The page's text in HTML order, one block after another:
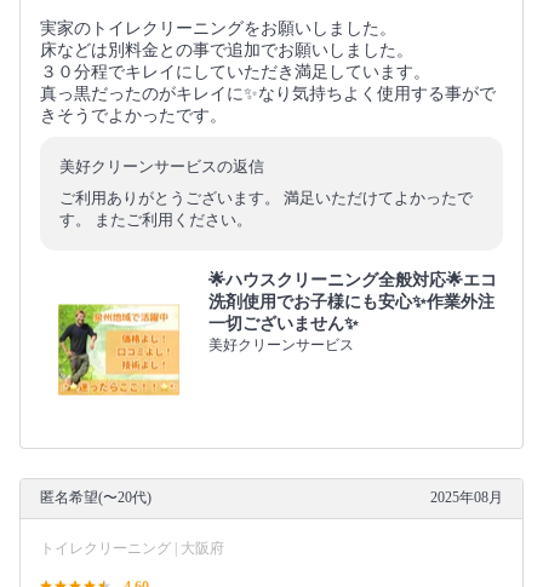
実家のトイレクリーニングをお願いしました。
床などは別料金との事で追加でお願いしました。
３０分程でキレイにしていただき満足しています。
真っ黒だったのがキレイに✨なり気持ちよく使用する事がで
きそうでよかったです。
美好クリーンサービスの返信
ご利用ありがとうございます。 満足いただけてよかったで
す。 またご利用ください。
🌟ハウスクリーニング全般対応🌟エコ
洗剤使用でお子様にも安心✨作業外注
一切ございません✨
美好クリーンサービス
匿名希望(〜20代) 2025年08月
トイレクリーニング | 大阪府